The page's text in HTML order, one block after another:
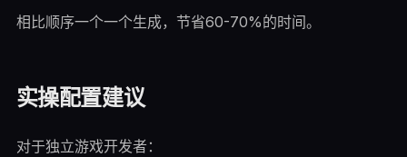
相比顺序一个一个生成，节省60-70%的时间。
实操配置建议
对于独立游戏开发者：